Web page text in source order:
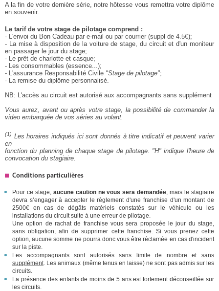
A la fin de votre dernière série, notre hôtesse vous remettra votre diplôme
en souvenir.
Le tarif de votre stage de pilotage comprend :
- L'envoi du Bon Cadeau par e-mail ou par courrier (suppl de 4.5€);
- La mise à disposition de la voiture de stage, du circuit et d'un moniteur
en passager le jour du stage;
- Le prêt de charlotte et casque;
- Les consommables (essence...);
- L'assurance Responsabilité Civile "Stage de pilotage";
- La remise du diplôme personnalisé.
NB: L'accès au circuit est autorisé aux accompagnants sans supplément
Vous aurez, avant ou après votre stage, la possibilité de commander la
video embarquée de vos séries au volant.
(1) Les horaires indiqués ici sont donnés à titre indicatif et peuvent varier
en
fonction du planning de chaque stage de pilotage. "H" indique l'heure de
convocation du stagiaire.
Conditions particulières
Pour ce stage, aucune caution ne vous sera demandée , mais le stagiaire
devra s’engager à accepter le règlement d'une franchise d'un montant de
2500€ en cas de dégâts matériels constatés sur le véhicule ou les
installations du circuit suite à une erreur de pilotage.
Une option de rachat de franchise vous sera proposée le jour du stage,
sans obligation, afin de supprimer cette franchise. Si vous prenez cette
option, aucune somme ne pourra donc vous être réclamée en cas d'incident
sur la piste.
Les accompagnants sont autorisés sans limite de nombre et sans
supplément . Les animaux (même tenus en laisse) ne sont pas admis sur les
circuits.
La présence des enfants de moins de 5 ans est fortement déconseillée sur
les circuits.